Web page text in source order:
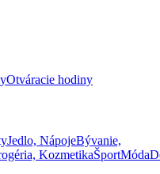
Otváracie hodiny
Jedlo, NápojeBývanie,
KozmetikaŠportMóda